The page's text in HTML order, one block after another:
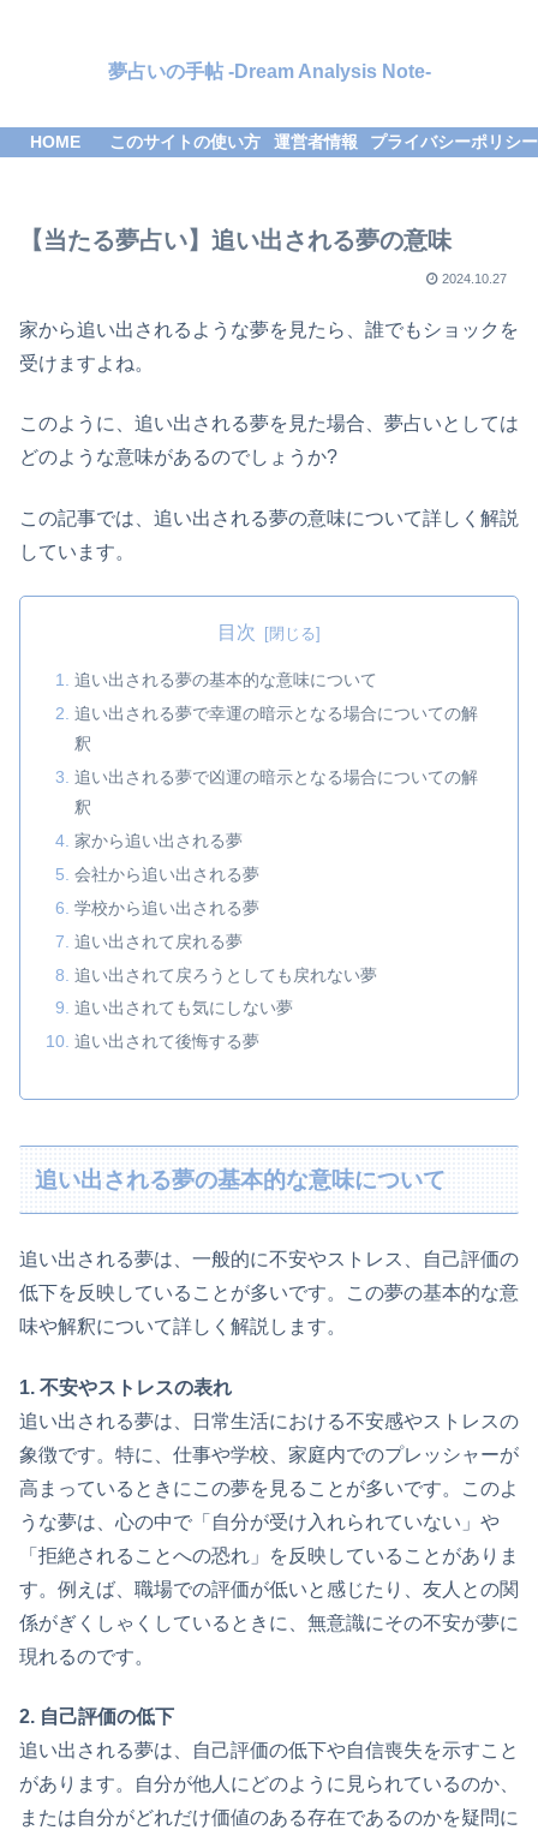
夢占いの手帖 -Dream Analysis Note-
HOME このサイトの使い方 運営者情報 プライバシーポリシー
【当たる夢占い】追い出される夢の意味
2024.10.27
家から追い出されるような夢を見たら、誰でもショックを
受けますよね。
このように、追い出される夢を見た場合、夢占いとしては
どのような意味があるのでしょうか?
この記事では、追い出される夢の意味について詳しく解説
しています。
目次
追い出される夢の基本的な意味について
追い出される夢で幸運の暗示となる場合についての解
釈
追い出される夢で凶運の暗示となる場合についての解
釈
家から追い出される夢
会社から追い出される夢
学校から追い出される夢
追い出されて戻れる夢
追い出されて戻ろうとしても戻れない夢
追い出されても気にしない夢
追い出されて後悔する夢
追い出される夢の基本的な意味について
追い出される夢は、一般的に不安やストレス、自己評価の
低下を反映していることが多いです。この夢の基本的な意
味や解釈について詳しく解説します。
1. 不安やストレスの表れ
追い出される夢は、日常生活における不安感やストレスの
象徴です。特に、仕事や学校、家庭内でのプレッシャーが
高まっているときにこの夢を見ることが多いです。このよ
うな夢は、心の中で「自分が受け入れられていない」や
「拒絶されることへの恐れ」を反映していることがありま
す。例えば、職場での評価が低いと感じたり、友人との関
係がぎくしゃくしているときに、無意識にその不安が夢に
現れるのです。
2. 自己評価の低下
追い出される夢は、自己評価の低下や自信喪失を示すこと
があります。自分が他人にどのように見られているのか、
または自分がどれだけ価値のある存在であるのかを疑問に